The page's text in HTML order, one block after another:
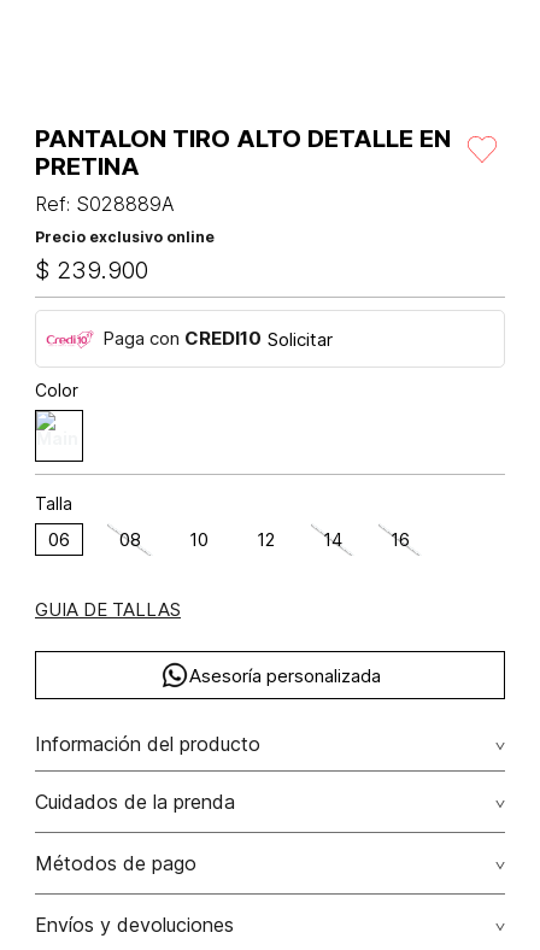
PANTALON TIRO ALTO DETALLE EN
PRETINA
Ref: S028889A
Precio exclusivo online
$ 239.900
Paga con CREDI10 Solicitar
Color
Talla
06 08 10 12 14 16
GUIA DE TALLAS
Asesoría personalizada
Información del producto
Pantalon tiro alto detalle en pretina algodón 97% elastano 3%
97.00% algodón/cotton3.00% elastano/elastane
Cuidados de la prenda
Lavar a mano por separado / no dejar en remojo / no
Métodos de pago
Tarjetas de crédito: Visa, Dinners, Master Card y American
Envíos y devoluciones